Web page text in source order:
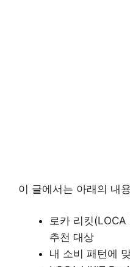
이 글에서는 아래의 내
로카 리킷
추천 대상
내 소비 패턴에